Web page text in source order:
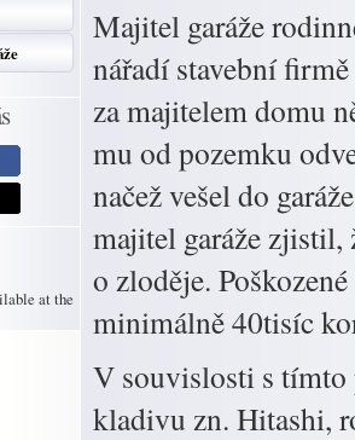
at the
Majitel garáže
nářadí stavební
za majitelem domu
mu od pozemku
načež vešel do
majitel garáže zjistil,
o zloděje.
minimálně 40tisíc
V souvislosti s tímto
kladivu zn. Hitashi,